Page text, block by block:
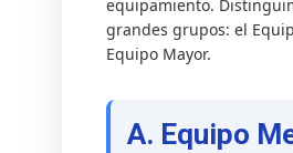
equipamiento.
grandes grupos: el
Equipo Mayor.
A. Equipo